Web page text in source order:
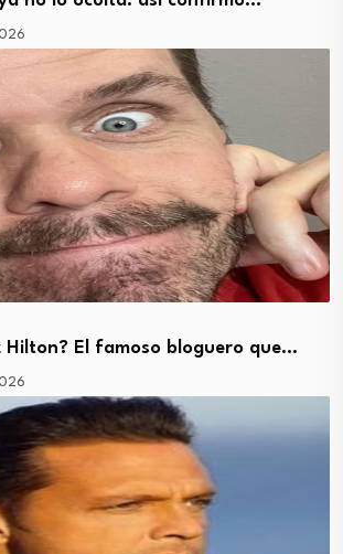
Hilton? El famoso bloguero que…